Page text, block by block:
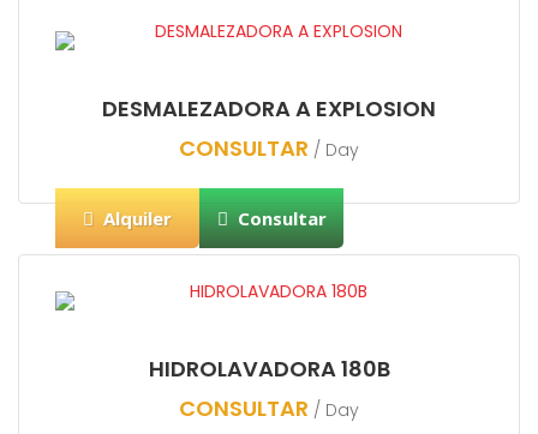
DESMALEZADORA A EXPLOSION
CONSULTAR / Day
HIDROLAVADORA 180B
CONSULTAR / Day
Alquiler Consultar